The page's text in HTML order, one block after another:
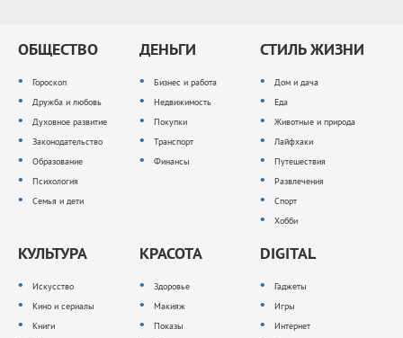
ОБЩЕСТВО
Гороскоп
Дружба и любовь
Духовное развитие
Законодательство
Образование
Психология
Семья и дети
ДЕНЬГИ
Бизнес и работа
Недвижимость
Покупки
Транспорт
Финансы
СТИЛЬ ЖИЗНИ
Дом и дача
Еда
Животные и природа
Лайфхаки
Путешествия
Развлечения
Спорт
Хобби
КУЛЬТУРА
Искусство
Кино и сериалы
Книги
КРАСОТА
Здоровье
Макияж
Показы
DIGITAL
Гаджеты
Игры
Интернет